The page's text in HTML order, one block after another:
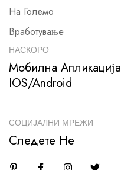
На Големо
Вработување
НАСКОРО
Мобилна Апликација
IOS/Android
СОЦИЈАЛНИ МРЕЖИ
Следете Не